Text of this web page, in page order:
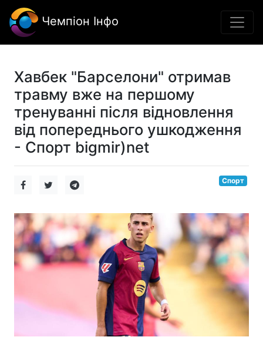
Чемпіон Інфо
Хавбек "Барселони" отримав
травму вже на першому
тренуванні після відновлення
від попереднього ушкодження
- Спорт bigmir)net
Спорт